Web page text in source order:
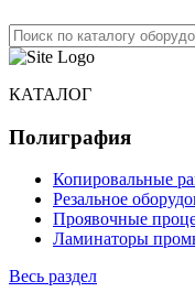
КАТАЛОГ
Полиграфия
Копировальные
Резальное
Проявочные
Ламинаторы
Весь раздел